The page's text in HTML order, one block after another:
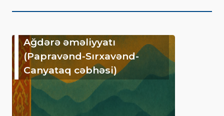
Ağdərə əməliyyatı
(Papravənd-Sırxavənd-
Canyataq cəbhəsi)